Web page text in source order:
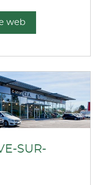
web
SUR-